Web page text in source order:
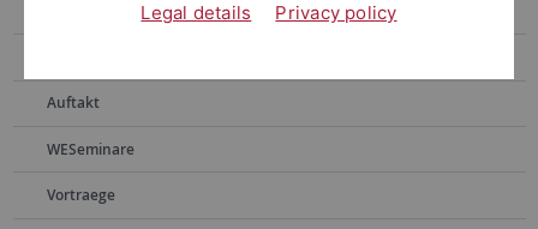
Auftakt
WESeminare
Vortraege
Legal details Privacy policy